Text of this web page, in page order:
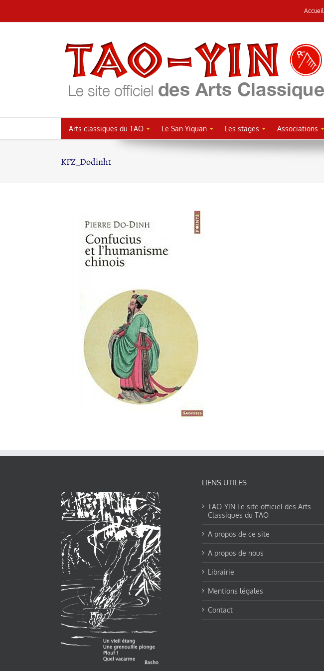
au
Accueil
Arts classiques du TAO Le San Yiquan Les stages Associations
KFZ_Dodinh1
LIENS UTILES
TAO-YIN Le site officiel des Arts
Classiques du TAO
A propos de ce site
A propos de nous
Librairie
Mentions légales
Contact